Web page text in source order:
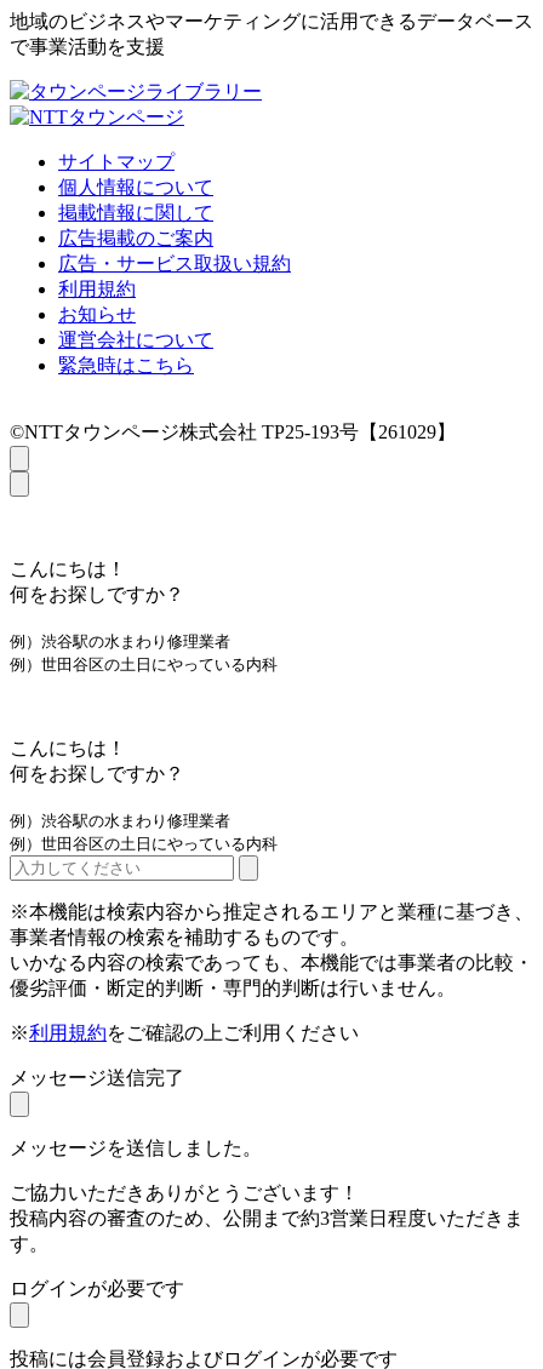
地域のビジネスやマーケティングに活用できるデータベース
で事業活動を支援
サイトマップ
個人情報について
掲載情報に関して
広告掲載のご案内
広告・サービス取扱い規約
利用規約
お知らせ
運営会社について
緊急時はこちら
©NTTタウンページ株式会社 TP25-193号【261029】
こんにちは！
何をお探しですか？
例）渋谷駅の水まわり修理業者
例）世田谷区の土日にやっている内科
こんにちは！
何をお探しですか？
例）渋谷駅の水まわり修理業者
例）世田谷区の土日にやっている内科
※本機能は検索内容から推定されるエリアと業種に基づき、
事業者情報の検索を補助するものです。
いかなる内容の検索であっても、本機能では事業者の比較・
優劣評価・断定的判断・専門的判断は行いません。
※利用規約をご確認の上ご利用ください
メッセージ送信完了
メッセージを送信しました。
ご協力いただきありがとうございます！
投稿内容の審査のため、公開まで約3営業日程度いただきま
す。
ログインが必要です
投稿には会員登録およびログインが必要です